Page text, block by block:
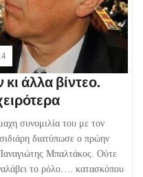
άλλα βίντεο.
συνομιλία του με τον
διατύπωσε ο πρώην
Μπαλτάκος. Ούτε
το ρόλο…. κατασκόπου